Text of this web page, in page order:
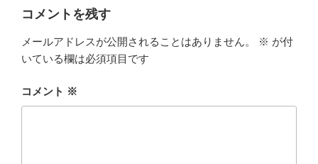
コメントを残す
メールアドレスが公開されることはありません。 ※ が付
いている欄は必須項目です
コメント ※